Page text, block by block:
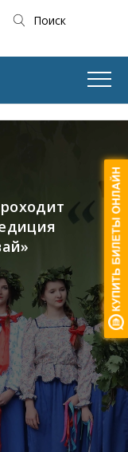
Поиск